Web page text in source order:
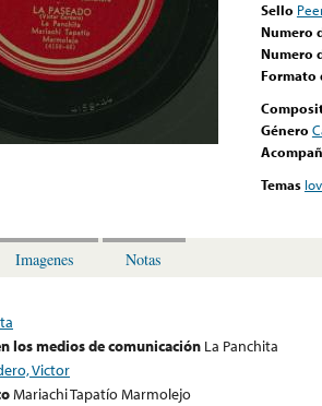
Sello
Numero
Numero
Formato
Género
Temas
Imagenes Notas
los medios de comunicación La Panchita
Victor
Mariachi Tapatío Marmolejo